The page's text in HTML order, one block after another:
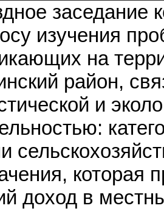
заседание
изучения
на
район,
и
которая
доход в